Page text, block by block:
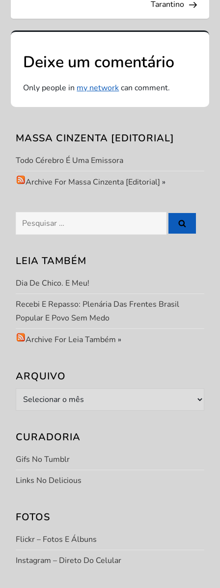
e
a
ç
ã
o
d
e
o
Tarantino
Deixe um comentário
Only people in my networkcan comment.
MASSA CINZENTA [EDITORIAL]
Todo Cérebro É Uma Emissora
Archive For Massa Cinzenta [Editorial] »
Pesquisar
por:
LEIA TAMBÉM
Dia De Chico. E Meu!
Recebi E Repasso: Plenária Das Frentes Brasil
Popular E Povo Sem Medo
Archive For Leia Também »
ARQUIVO
Arquivo
CURADORIA
Gifs No Tumblr
Links No Delicious
FOTOS
Flickr – Fotos E Álbuns
Instagram – Direto Do Celular